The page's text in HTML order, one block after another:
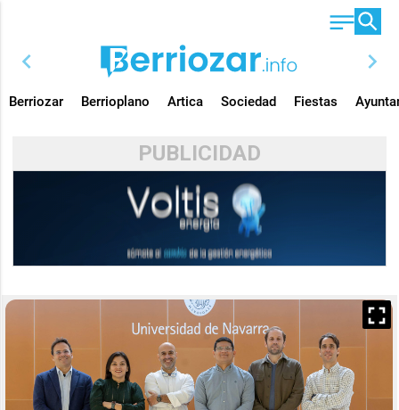
chevron_left chevron_right
Berriozar Berrioplano Artica Sociedad Fiestas
PUBLICIDAD